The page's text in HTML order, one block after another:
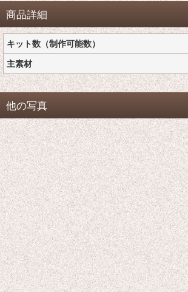
商品詳細
キット数（制作可能数）
主素材
他の写真